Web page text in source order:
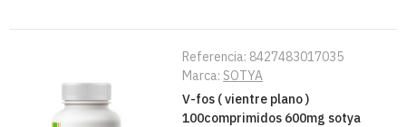
Referencia: 8427483017035
Marca: SOTYA
V-fos ( vientre plano )
100comprimidos 600mg sotya